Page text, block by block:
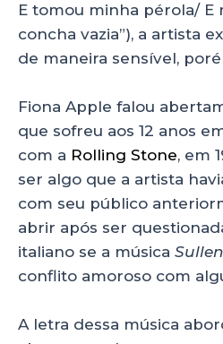
E tomou minha pérola/ E
concha vazia”), a artista
de maneira sensível,
Fiona Apple falou
que sofreu aos 12 anos
com a Rolling Stone, em
ser algo que a artista
com seu público
abrir após ser
italiano se a música
conflito amoroso com
A letra dessa música